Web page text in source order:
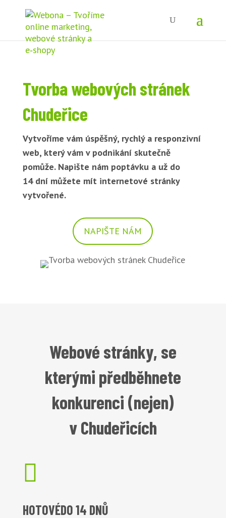
Tvorba webových stránek
Chudeřice
Vytvoříme vám úspěšný, rychlý a responzivní
web, který vám v podnikání skutečně
pomůže. Napište nám poptávku a už do
14 dní můžete mít internetové stránky
vytvořené.
NAPIŠTE NÁM
Webové stránky, se
kterými předběhnete
konkurenci (nejen)
v Chudeřicích

HOTOVÉDO 14 DNŮ